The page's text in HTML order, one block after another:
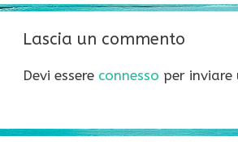
Lascia un commento
Devi essere connesso per inviare